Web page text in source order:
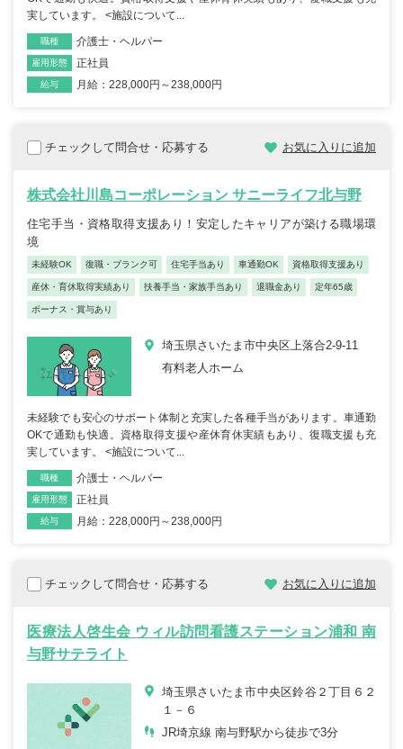
実しています。 <施設について...
職種 介護士・ヘルパー
雇用形態 正社員
給与 月給：228,000円～238,000円
チェックして問合せ・応募する お気に入りに追加
株式会社川島コーポレーション サニーライフ北与野
住宅手当・資格取得支援あり！安定したキャリアが築ける職場環
境
未経験OK 復職・ブランク可 住宅手当あり 車通勤OK 資格取得支援あり
産休・育休取得実績あり 扶養手当・家族手当あり 退職金あり 定年65歳
ボーナス・賞与あり
埼玉県さいたま市中央区上落合2-9-11
有料老人ホーム
未経験でも安心のサポート体制と充実した各種手当があります。車通勤
OKで通勤も快適。資格取得支援や産休育休実績もあり、復職支援も充
実しています。 <施設について...
職種 介護士・ヘルパー
雇用形態 正社員
給与 月給：228,000円～238,000円
チェックして問合せ・応募する お気に入りに追加
医療法人啓生会 ウィル訪問看護ステーション浦和 南
与野サテライト
埼玉県さいたま市中央区鈴谷２丁目６２
１－６
JR埼京線 南与野駅から徒歩で3分